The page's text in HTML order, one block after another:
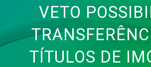
VETO
TÍTULOS DE